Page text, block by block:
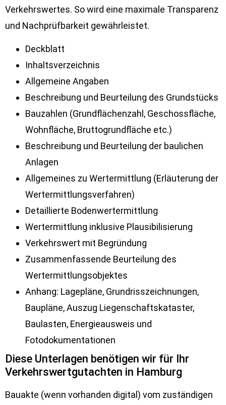
Verkehrswertes. So wird eine maximale Transparenz
und Nachprüfbarkeit gewährleistet.
Deckblatt
Inhaltsverzeichnis
Allgemeine Angaben
Beschreibung und Beurteilung des Grundstücks
Bauzahlen (Grundflächenzahl, Geschossfläche,
Wohnfläche, Bruttogrundfläche etc.)
Beschreibung und Beurteilung der baulichen
Anlagen
Allgemeines zu Wertermittlung (Erläuterung der
Wertermittlungsverfahren)
Detaillierte Bodenwertermittlung
Wertermittlung inklusive Plausibilisierung
Verkehrswert mit Begründung
Zusammenfassende Beurteilung des
Wertermittlungsobjektes
Anhang: Lagepläne, Grundrisszeichnungen,
Baupläne, Auszug Liegenschaftskataster,
Baulasten, Energieausweis und
Fotodokumentationen
Diese Unterlagen benötigen wir für Ihr
Verkehrswertgutachten in Hamburg
Bauakte (wenn vorhanden digital) vom zuständigen